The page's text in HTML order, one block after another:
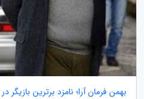
بهمن فرمان آرا؛ نامزد برترین بازیگر در 78 سالگی!